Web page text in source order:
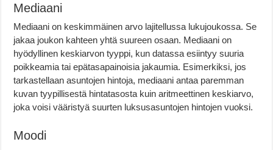
Mediaani
Mediaani on keskimmäinen arvo lajitellussa lukujoukossa. Se
jakaa joukon kahteen yhtä suureen osaan. Mediaani on
hyödyllinen keskiarvon tyyppi, kun datassa esiintyy suuria
poikkeamia tai epätasapainoisia jakaumia. Esimerkiksi, jos
tarkastellaan asuntojen hintoja, mediaani antaa paremman
kuvan tyypillisestä hintatasosta kuin aritmeettinen keskiarvo,
joka voisi vääristyä suurten luksusasuntojen hintojen vuoksi.
Moodi